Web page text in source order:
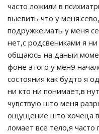
часто ложили в
выевить что у
подружке,мать у меня
нет,с родсвениками я
общаюсь на даныи
фоне этого у мен9
состояния как будто я
ни кто ни понимает,в
чувствую што меня
ощущение што хочеца
ломает все тело,я часто